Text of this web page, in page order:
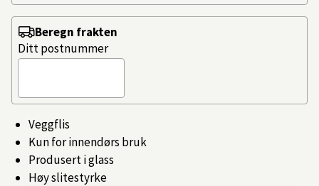
Veggflis
Kun for innendørs bruk
Produsert i glass
Høy slitestyrke
Beregn frakten
Ditt postnummer